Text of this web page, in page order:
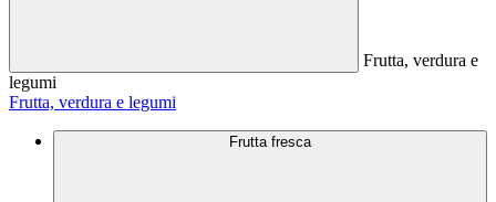
Frutta, verdura e
legumi
Frutta, verdura e legumi
Frutta fresca